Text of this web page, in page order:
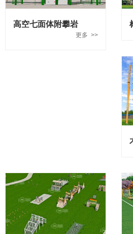
高空七面体附攀岩
更多 >>